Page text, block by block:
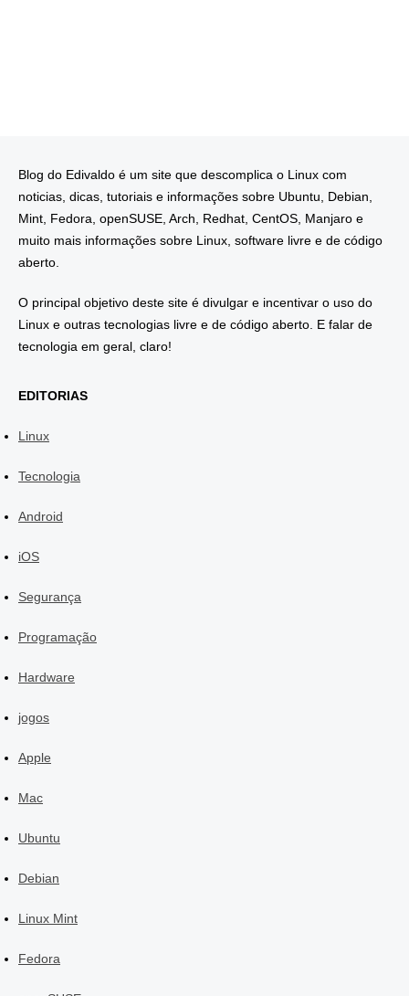
Blog do Edivaldo é um site que descomplica o Linux com
noticias, dicas, tutoriais e informações sobre Ubuntu, Debian,
Mint, Fedora, openSUSE, Arch, Redhat, CentOS, Manjaro e
muito mais informações sobre Linux, software livre e de código
aberto.
O principal objetivo deste site é divulgar e incentivar o uso do
Linux e outras tecnologias livre e de código aberto. E falar de
tecnologia em geral, claro!
EDITORIAS
Linux
Tecnologia
Android
iOS
Segurança
Programação
Hardware
jogos
Apple
Mac
Ubuntu
Debian
Linux Mint
Fedora